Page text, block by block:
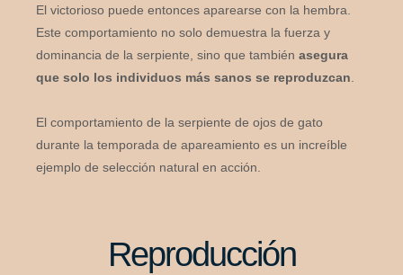
El victorioso puede entonces aparearse con la hembra.
Este comportamiento no solo demuestra la fuerza y
dominancia de la serpiente, sino que también asegura
que solo los individuos más sanos se reproduzcan
El comportamiento de la serpiente de ojos de gato
durante la temporada de apareamiento es un increíble
ejemplo de selección natural en acción.
Reproducción